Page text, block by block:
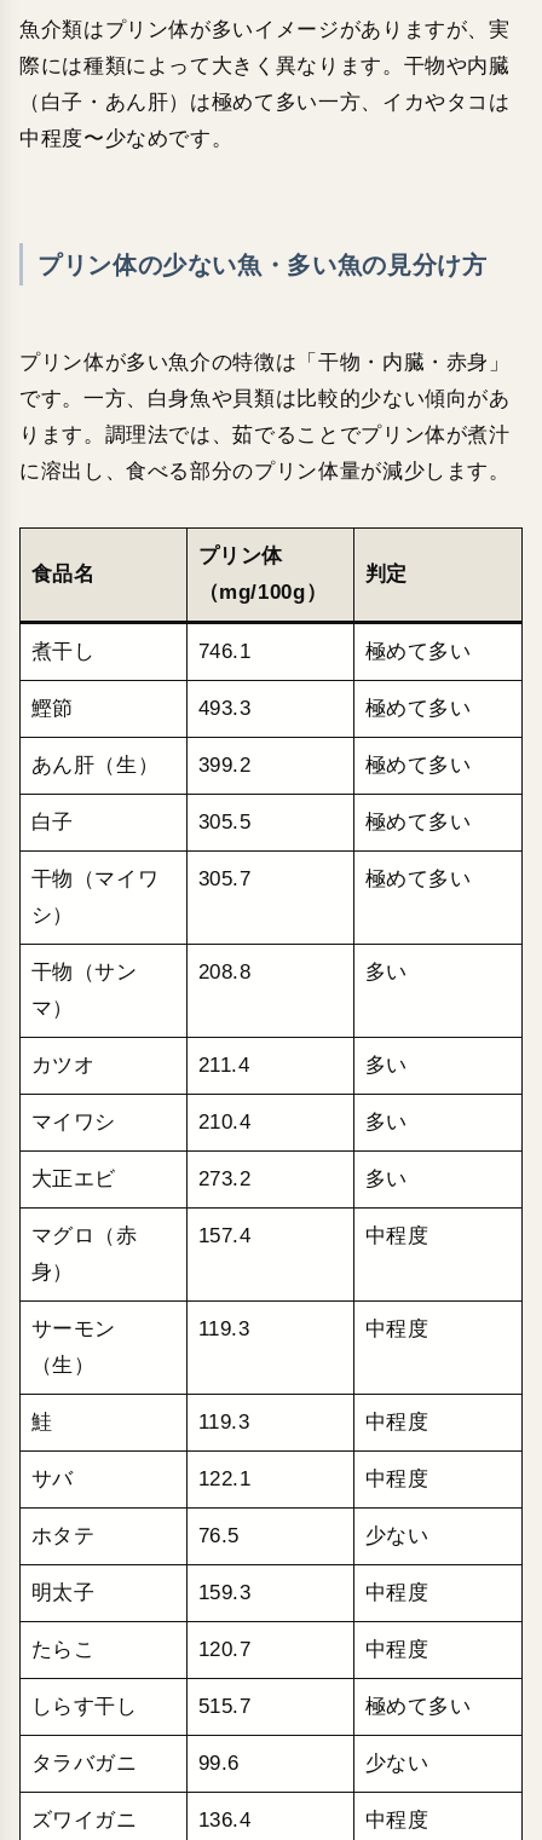
魚介類はプリン体が多いイメージがありますが、実
際には種類によって大きく異なります。干物や内臓
（白子・あん肝）は極めて多い一方、イカやタコは
中程度〜少なめです。
プリン体の少ない魚・多い魚の見分け方
プリン体が多い魚介の特徴は「干物・内臓・赤身」
です。一方、白身魚や貝類は比較的少ない傾向があ
ります。調理法では、茹でることでプリン体が煮汁
に溶出し、食べる部分のプリン体量が減少します。
食品名
プリン体
（mg/100g）
判定
煮干し 746.1 極めて多い
鰹節 493.3 極めて多い
あん肝（生） 399.2 極めて多い
白子 305.5 極めて多い
干物（マイワ
シ）
305.7 極めて多い
干物（サン
マ）
208.8 多い
カツオ 211.4 多い
マイワシ 210.4 多い
大正エビ 273.2 多い
マグロ（赤
身）
157.4 中程度
サーモン
（生）
119.3 中程度
鮭 119.3 中程度
サバ 122.1 中程度
ホタテ 76.5 少ない
明太子 159.3 中程度
たらこ 120.7 中程度
しらす干し 515.7 極めて多い
タラバガニ 99.6 少ない
ズワイガニ 136.4 中程度